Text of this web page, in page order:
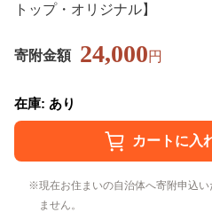
トップ・オリジナル】
寄附金額 24,000円
在庫: あり
現在お住まいの自治体へ寄附申込
ません。